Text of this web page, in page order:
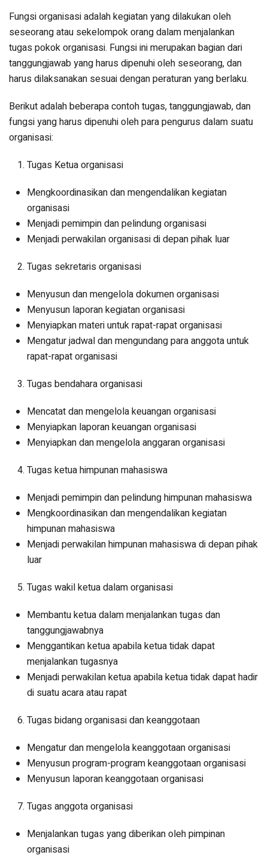
Fungsi organisasi adalah kegiatan yang dilakukan oleh
seseorang atau sekelompok orang dalam menjalankan
tugas pokok organisasi. Fungsi ini merupakan bagian dari
tanggungjawab yang harus dipenuhi oleh seseorang, dan
harus dilaksanakan sesuai dengan peraturan yang berlaku.
Berikut adalah beberapa contoh tugas, tanggungjawab, dan
fungsi yang harus dipenuhi oleh para pengurus dalam suatu
organisasi:
Tugas Ketua organisasi
Mengkoordinasikan dan mengendalikan kegiatan
organisasi
Menjadi pemimpin dan pelindung organisasi
Menjadi perwakilan organisasi di depan pihak luar
Tugas sekretaris organisasi
Menyusun dan mengelola dokumen organisasi
Menyusun laporan kegiatan organisasi
Menyiapkan materi untuk rapat-rapat organisasi
Mengatur jadwal dan mengundang para anggota untuk
rapat-rapat organisasi
Tugas bendahara organisasi
Mencatat dan mengelola keuangan organisasi
Menyiapkan laporan keuangan organisasi
Menyiapkan dan mengelola anggaran organisasi
Tugas ketua himpunan mahasiswa
Menjadi pemimpin dan pelindung himpunan mahasiswa
Mengkoordinasikan dan mengendalikan kegiatan
himpunan mahasiswa
Menjadi perwakilan himpunan mahasiswa di depan pihak
luar
Tugas wakil ketua dalam organisasi
Membantu ketua dalam menjalankan tugas dan
tanggungjawabnya
Menggantikan ketua apabila ketua tidak dapat
menjalankan tugasnya
Menjadi perwakilan ketua apabila ketua tidak dapat hadir
di suatu acara atau rapat
Tugas bidang organisasi dan keanggotaan
Mengatur dan mengelola keanggotaan organisasi
Menyusun program-program keanggotaan organisasi
Menyusun laporan keanggotaan organisasi
Tugas anggota organisasi
Menjalankan tugas yang diberikan oleh pimpinan
organisasi